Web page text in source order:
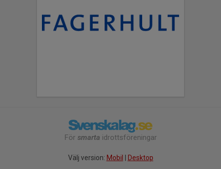
För smarta idrottsföreningar
Välj version: Mobil | Desktop